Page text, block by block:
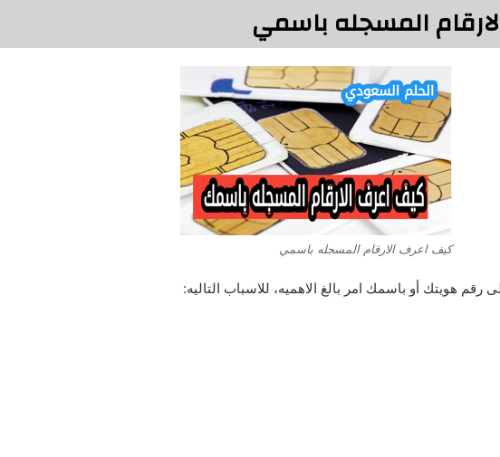
المسجله باسمي
كيف اعرف الارقام المسجله باسمي
رقم هويتك أو باسمك امر بالغ الاهميه، للاسباب التاليه: